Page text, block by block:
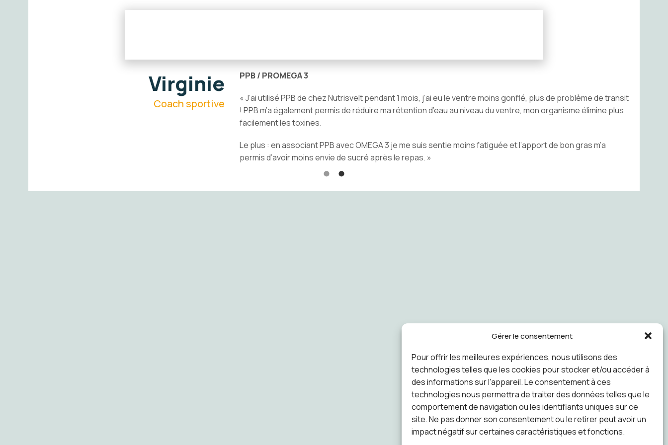
Gérer le consentement
Pour offrir les meilleures expériences, nous utilisons des
technologies telles que les cookies pour stocker et/ou accéder à
des informations sur l'appareil. Le consentement à ces
technologies nous permettra de traiter des données telles que le
comportement de navigation ou les identifiants uniques sur ce
site. Ne pas donner son consentement ou le retirer peut avoir un
impact négatif sur certaines caractéristiques et fonctions.
Virginie
Coach sportive
PPB / PROMEGA 3
« J’ai utilisé PPB de chez Nutrisvelt pendant 1 mois, j’ai eu le ventre moins gonflé, plus de problème de transit
! PPB m’a également permis de réduire ma rétention d’eau au niveau du ventre, mon organisme élimine plus
facilement les toxines.
Le plus : en associant PPB avec OMEGA 3 je me suis sentie moins fatiguée et l’apport de bon gras m’a
permis d’avoir moins envie de sucré après le repas. »